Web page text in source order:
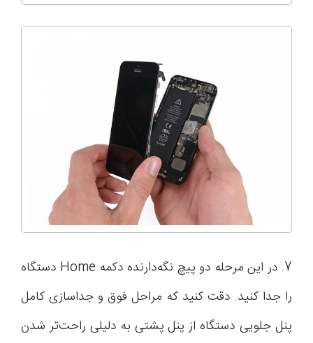
7. در این مرحله دو پیچ نگه‌دارنده دکمه Home دستگاه
را جدا کنید. دقت کنید که مراحل فوق و جداسازی کامل
پنل جلویی دستگاه از پنل پشتی به دلیلی راحت‌تر شدن